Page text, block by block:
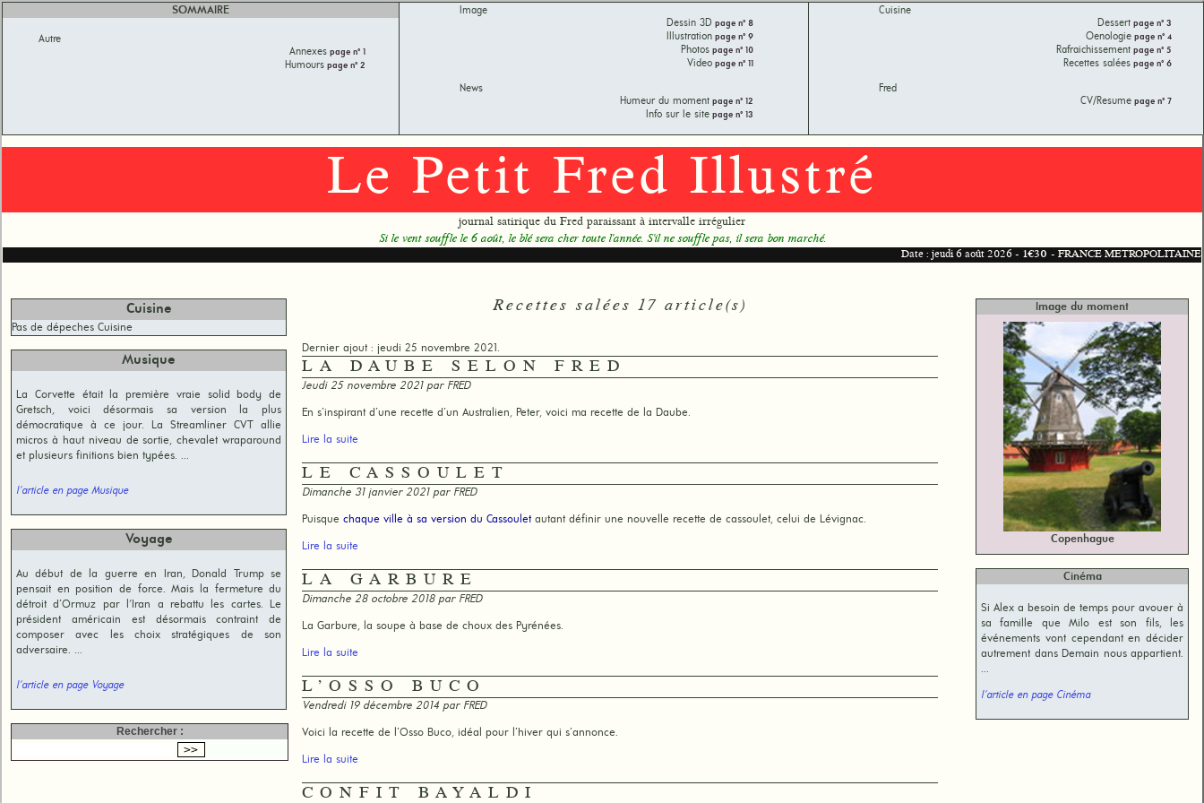
SOMMAIRE
Autre
Annexespage n° 1
Humourspage n° 2
Cuisine
Dessert page n° 3
Oenologie page n° 4
Rafraichissement page n° 5
Recettes salées page n° 6
Fred
CV/Resume page n° 7
Image
Dessin 3D page n° 8
Illustrationpage n° 9
Photospage n° 10
Videopage n° 11
News
Humeur du momentpage n° 12
Info sur le sitepage n° 13
Le Petit Fred Illustré
journal satirique du Fred paraissant à intervalle irrégulier
Si le vent souffle le 6 août, le blé sera cher toute l'année. S'il ne souffle pas, il sera bon marché.
Date : jeudi 6 août 2026 - 1€30 - FRANCE METROPOLITAINE
Cuisine
Pas de dépeches Cuisine
Musique
La Corvette était la première vraie solid body de
Gretsch, voici désormais sa version la plus
démocratique à ce jour. La Streamliner CVT allie
micros à haut niveau de sortie, chevalet wraparound
et plusieurs finitions bien typées. ...
l'article en page Musique
Voyage
Au début de la guerre en Iran, Donald Trump se
pensait en position de force. Mais la fermeture du
détroit d’Ormuz par l'Iran a rebattu les cartes. Le
président américain est désormais contraint de
composer avec les choix stratégiques de son
adversaire. ...
l'article en page Voyage
Rechercher :
Image du moment
Copenhague
Cinéma
Si Alex a besoin de temps pour avouer à
sa famille que Milo est son fils, les
événements vont cependant en décider
autrement dans Demain nous appartient.
...
l'article en page Cinéma
Recettes salées 17 article(s)
Dernier ajout : jeudi 25 novembre 2021.
LA DAUBE SELON FRED
Jeudi 25 novembre 2021 par FRED
En s’inspirant d’une recette d’un Australien, Peter, voici ma recette de la Daube.
Lire la suite
LE CASSOULET
Dimanche 31 janvier 2021 par FRED
Puisque chaque ville à sa version du Cassoulet autant définir une nouvelle recette de cassoulet, celui de Lévignac.
Lire la suite
LA GARBURE
Dimanche 28 octobre 2018 par FRED
La Garbure, la soupe à base de choux des Pyrénées.
Lire la suite
L’OSSO BUCO
Vendredi 19 décembre 2014 par FRED
Voici la recette de l’Osso Buco, idéal pour l’hiver qui s’annonce.
Lire la suite
CONFIT BAYALDI